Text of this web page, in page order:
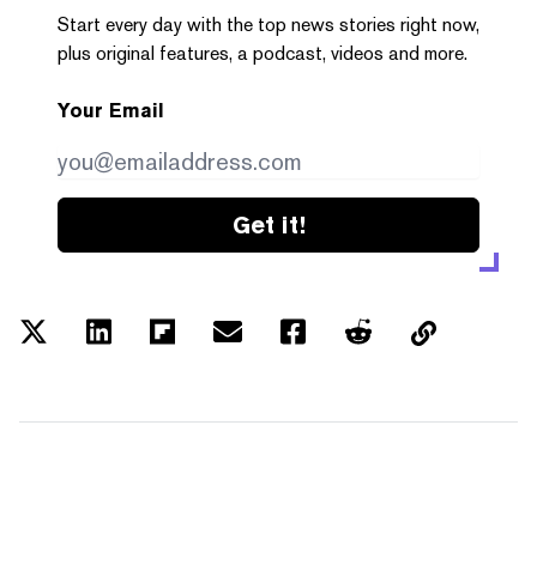
Start every day with the top news stories right now,
plus original features, a podcast, videos and more.
Your Email
Get it!